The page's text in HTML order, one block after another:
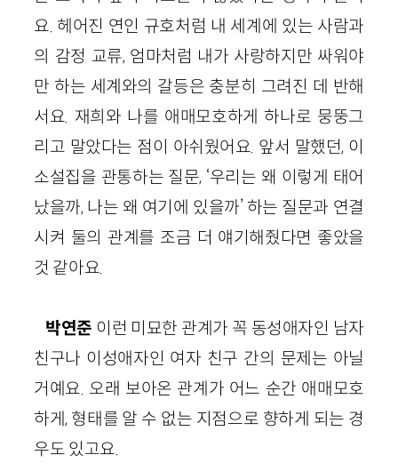
요. 헤어진 연인 규호처럼 내 세계에 있는 사람과
의 감정 교류, 엄마처럼 내가 사랑하지만 싸워야
만 하는 세계와의 갈등은 충분히 그려진 데 반해
서요. 재희와 나를 애매모호하게 하나로 뭉뚱그
리고 말았다는 점이 아쉬웠어요. 앞서 말했던, 이
소설집을 관통하는 질문, ‘우리는 왜 이렇게 태어
났을까, 나는 왜 여기에 있을까’ 하는 질문과 연결
시켜 둘의 관계를 조금 더 얘기해줬다면 좋았을
것 같아요.
박연준 이런 미묘한 관계가 꼭 동성애자인 남자
친구나 이성애자인 여자 친구 간의 문제는 아닐
거예요. 오래 보아온 관계가 어느 순간 애매모호
하게, 형태를 알 수 없는 지점으로 향하게 되는 경
우도 있고요.